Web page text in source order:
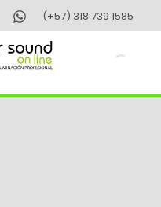
(+57) 318 739 1585